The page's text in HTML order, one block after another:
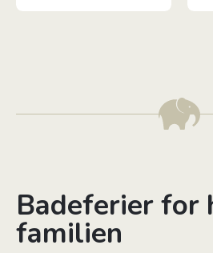
Badeferier for
familien